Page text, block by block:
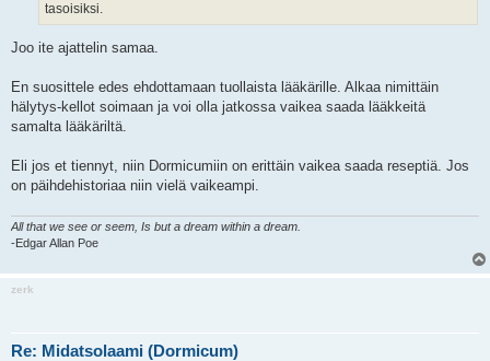
tasoisiksi.
Joo ite ajattelin samaa.
En suosittele edes ehdottamaan tuollaista lääkärille. Alkaa nimittäin
hälytys-kellot soimaan ja voi olla jatkossa vaikea saada lääkkeitä
samalta lääkäriltä.
Eli jos et tiennyt, niin Dormicumiin on erittäin vaikea saada reseptiä. Jos
on päihdehistoriaa niin vielä vaikeampi.
All that we see or seem, Is but a dream within a dream.
-Edgar Allan Poe
zerk
Re: Midatsolaami (Dormicum)